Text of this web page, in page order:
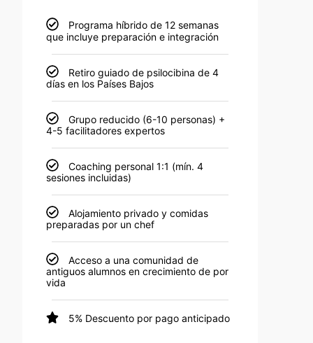
Programa híbrido de 12 semanas
que incluye preparación e integración
Retiro guiado de psilocibina de 4
días en los Países Bajos
Grupo reducido (6-10 personas) +
4-5 facilitadores expertos
Coaching personal 1:1 (mín. 4
sesiones incluidas)
Alojamiento privado y comidas
preparadas por un chef
Acceso a una comunidad de
antiguos alumnos en crecimiento de por
vida
5% Descuento por pago anticipado